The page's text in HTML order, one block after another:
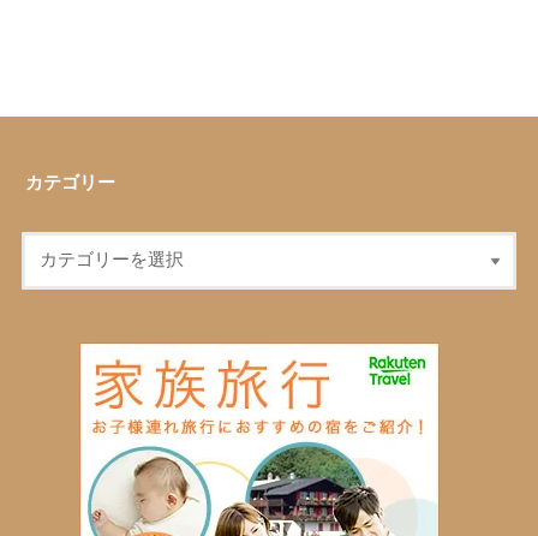
カテゴリー